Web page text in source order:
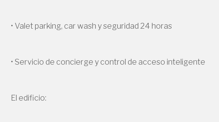
• Valet parking, car wash y seguridad 24 horas
• Servicio de concierge y control de acceso inteligente
El edificio: